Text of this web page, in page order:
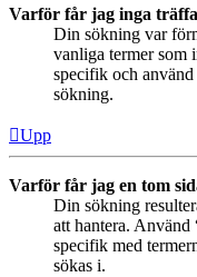
Varför får jag inga
Din sökning var
vanliga termer som
specifik och
sökning.
Upp
Varför får jag en tom
Din sökning
att hantera. Använd
specifik med
sökas i.